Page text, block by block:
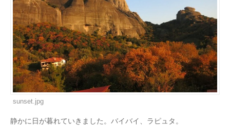
sunset.jpg
静かに日が暮れていきました。バイバイ、ラピュタ。